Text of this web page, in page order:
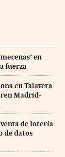
en
fuerza
en Talavera
Madrid-
de lotería
de datos